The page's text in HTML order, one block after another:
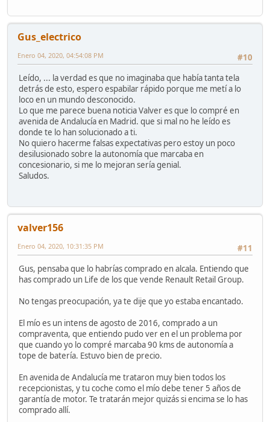
Gus_electrico
#10
Enero 04, 2020, 04:54:08 PM
Leído, ... la verdad es que no imaginaba que había tanta tela
detrás de esto, espero espabilar rápido porque me metí a lo
loco en un mundo desconocido.
Lo que me parece buena noticia Valver es que lo compré en
avenida de Andalucía en Madrid. que si mal no he leído es
donde te lo han solucionado a ti.
No quiero hacerme falsas expectativas pero estoy un poco
desilusionado sobre la autonomía que marcaba en
concesionario, si me lo mejoran sería genial.
Saludos.
valver156
#11
Enero 04, 2020, 10:31:35 PM
Gus, pensaba que lo habrías comprado en alcala. Entiendo que
has comprado un Life de los que vende Renault Retail Group.
No tengas preocupación, ya te dije que yo estaba encantado.
El mío es un intens de agosto de 2016, comprado a un
compraventa, que entiendo pudo ver en el un problema por
que cuando yo lo compré marcaba 90 kms de autonomía a
tope de batería. Estuvo bien de precio.
En avenida de Andalucía me trataron muy bien todos los
recepcionistas, y tu coche como el mío debe tener 5 años de
garantía de motor. Te tratarán mejor quizás si encima se lo has
comprado allí.